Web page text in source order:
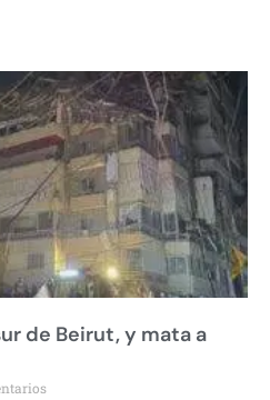
de Beirut, y mata a